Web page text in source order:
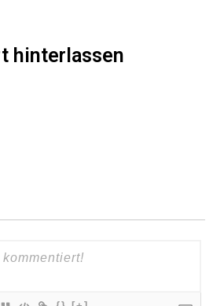
hinterlassen